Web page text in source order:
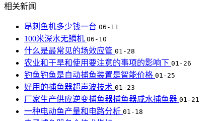
相关新闻
昂刺鱼机多少钱一台 06-11
100米深水无鳞机 06-10
什么是最常见的场效应管 01-28
农业和干旱和使用要注意的事项的影响下 01-26
钓鱼钓鱼是自动捕鱼装置是智能价格 01-25
好用的捕鱼器超声波技术 01-23
厂家生产供应逆变捕鱼器捕鱼器咸水捕鱼器 01-21
一种电动鱼产量和电路分析 01-18